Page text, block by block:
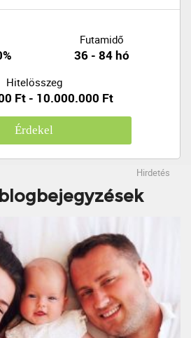
Futamidő
36 - 84 hó
Hitelösszeg
Ft - 10.000.000 Ft
Érdekel
Hirdetés